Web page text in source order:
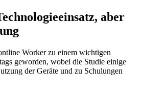
aber
Worker zu einem wichtigen
geworden, wobei die Studie einige
der Geräte und zu Schulungen